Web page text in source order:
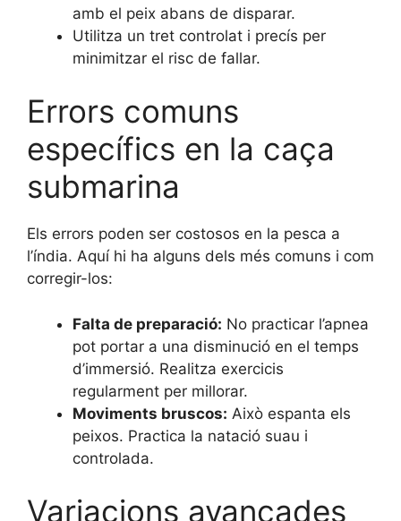
amb el peix abans de disparar.
Utilitza un tret controlat i precís per
minimitzar el risc de fallar.
Errors comuns
específics en la caça
submarina
Els errors poden ser costosos en la pesca a
l’índia. Aquí hi ha alguns dels més comuns i com
corregir-los:
Falta de preparació: No practicar l’apnea
pot portar a una disminució en el temps
d’immersió. Realitza exercicis
regularment per millorar.
Moviments bruscos: Això espanta els
peixos. Practica la natació suau i
controlada.
Variacions avançades